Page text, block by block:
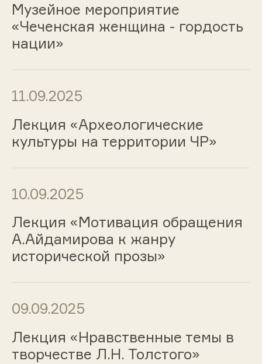
Музейное мероприятие
«Чеченская женщина - гордость
нации»
11.09.2025
Лекция «Археологические
культуры на территории ЧР»
10.09.2025
Лекция «Мотивация обращения
А.Айдамирова к жанру
исторической прозы»
09.09.2025
Лекция «Нравственные темы в
творчестве Л.Н. Толстого»